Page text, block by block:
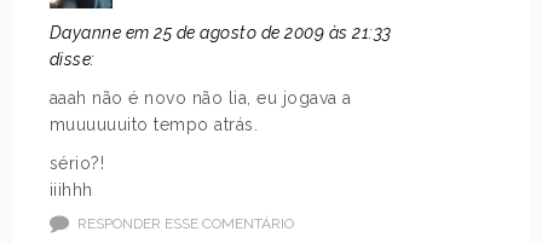
Dayanne em 25 de agosto de 2009 às 21:33
disse:
aaah não é novo não lia, eu jogava a
muuuuuuito tempo atrás.
sério?!
iiihhh
RESPONDER ESSE COMENTÁRIO